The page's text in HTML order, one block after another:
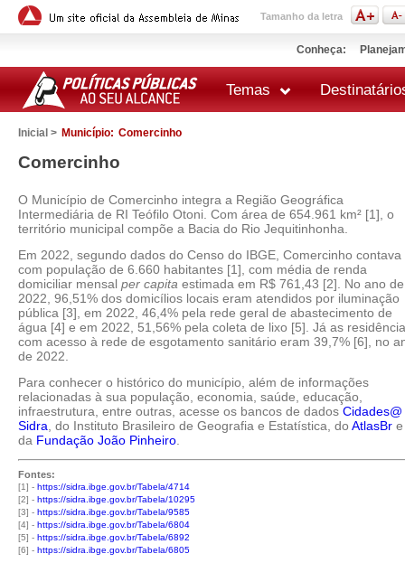
Tamanho da letra
Conheça:
Temas
Inicial > Município: Comercinho
Comercinho
O Município de Comercinho integra a Região Geográfica
Intermediária de RI Teófilo Otoni. Com área de 654.961 km² [1], o
território municipal compõe a Bacia do Rio Jequitinhonha.
Em 2022, segundo dados do Censo do IBGE, Comercinho contava
com população de 6.660 habitantes [1], com média de renda
domiciliar mensal per capita estimada em R$ 761,43 [2]. No ano de
2022, 96,51% dos domicílios locais eram atendidos por iluminação
pública [3], em 2022, 46,4% pela rede geral de abastecimento de
água [4] e em 2022, 51,56% pela coleta de lixo [5]. Já as
com acesso à rede de esgotamento sanitário eram 39,7% [6], no
de 2022.
Para conhecer o histórico do município, além de informações
relacionadas à sua população, economia, saúde, educação,
infraestrutura, entre outras, acesse os bancos de dados Cidades@
Sidra , do Instituto Brasileiro de Geografia e Estatística, doAtlasBr e
da Fundação João Pinheiro
Fontes:
[1] - https://sidra.ibge.gov.br/Tabela/4714
[2] - https://sidra.ibge.gov.br/Tabela/10295
[3] - https://sidra.ibge.gov.br/Tabela/9585
[4] - https://sidra.ibge.gov.br/Tabela/6804
[5] - https://sidra.ibge.gov.br/Tabela/6892
[6] - https://sidra.ibge.gov.br/Tabela/6805